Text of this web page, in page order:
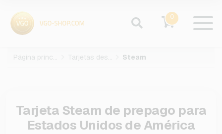
0
Página principal Tarjetas des juegos Steam
Tarjeta Steam de prepago para
Estados Unidos de América